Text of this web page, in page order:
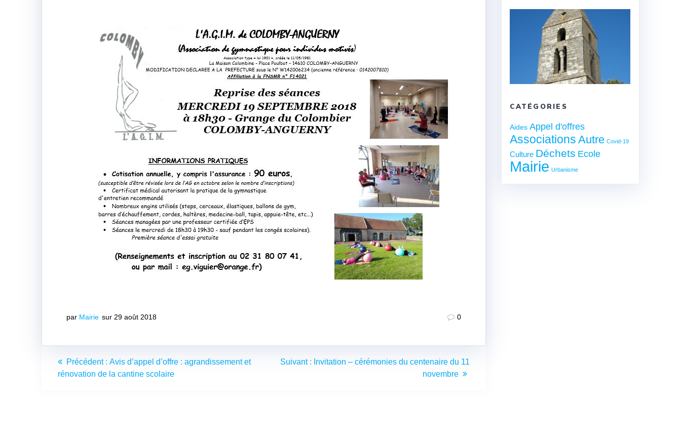
par Mairie sur 29 août 2018 0
Navigation
de
Précédent : Article
précédent
Avis d’appel d’offre : agrandissement et
rénovation de la cantine scolaire
Suivant : Article
Invitation – cérémonies du centenaire du 11
novembre
CATÉGORIES
Aides Appel d'offres
Associations Autre Covid-19
Culture Déchets Ecole
Mairie Urbanisme